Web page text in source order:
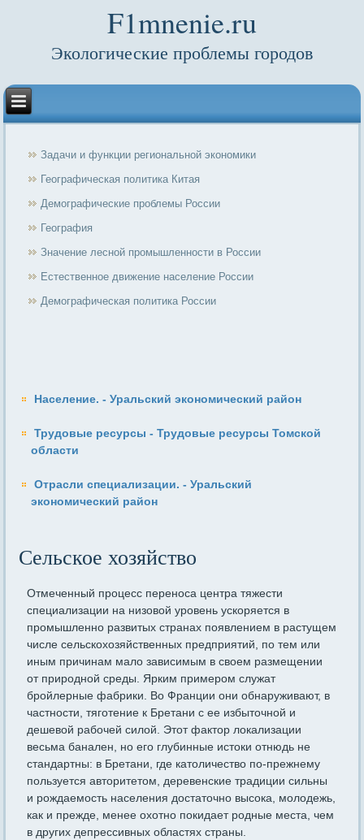
F1mnenie.ru
Экологические проблемы городов
Задачи и функции региональной экономики
Географическая политика Китая
Демографические проблемы России
География
Значение лесной промышленности в России
Естественное движение население России
Демографическая политика России
Население. - Уральский экономический район
Трудовые ресурсы - Трудовые ресурсы Томской
области
Отрасли специализации. - Уральский
экономический район
Сельское хозяйство
Отмеченный процесс переноса центра тяжести
специализации на низовой уровень ускоряется в
промышленно развитых странах появлением в растущем
числе сельскохозяйственных предприятий, по тем или
иным причинам мало зависимым в своем размещении
от природной среды. Ярким примером служат
бройлерные фабрики. Во Франции они обнаруживают, в
частности, тяготение к Бретани с ее избыточной и
дешевой рабочей силой. Этот фактор локализа­ции
весьма банален, но его глубинные истоки отнюдь не
стандарт­ны: в Бретани, где католичество по-прежнему
пользуется авторите­том, деревенские традиции сильны
и рождаемость населения доста­точно высока, молодежь,
как и прежде, менее охотно покидает род­ные места, чем
в других депрессивных областях страны.